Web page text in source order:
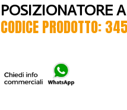
POSIZIONATORE
CODICE PRODOTTO: